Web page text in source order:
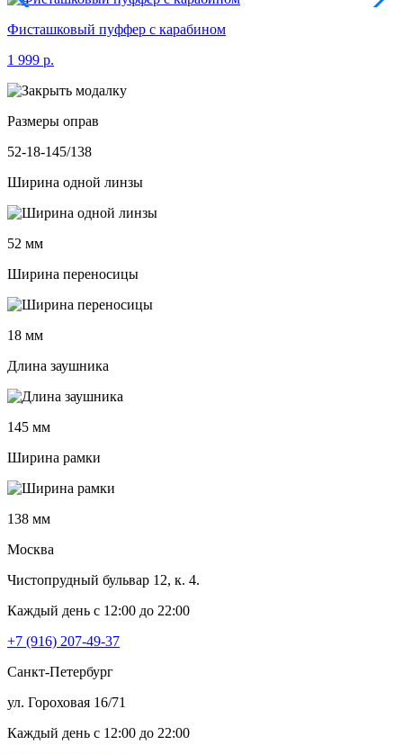
Фисташковый пуффер с карабином
1 999 р.
Размеры оправ
52-18-145/138
Ширина одной линзы
52 мм
Ширина переносицы
18 мм
Длина заушника
145 мм
Ширина рамки
138 мм
Москва
Чистопрудный бульвар 12, к. 4.
Каждый день c 12:00 до 22:00
+7 (916) 207-49-37
Санкт-Петербург
ул. Гороховая 16/71
Каждый день c 12:00 до 22:00